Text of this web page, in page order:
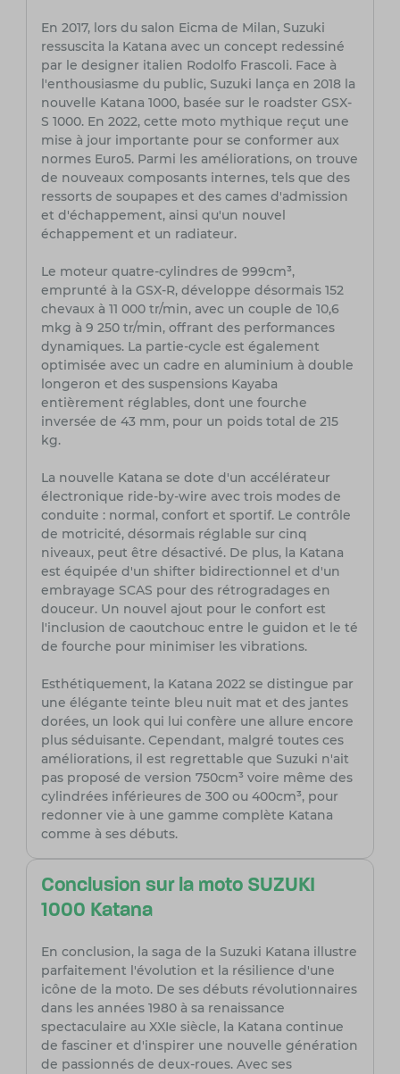
En 2017, lors du salon Eicma de Milan, Suzuki
ressuscita la Katana avec un concept redessiné
par le designer italien Rodolfo Frascoli. Face à
l'enthousiasme du public, Suzuki lança en 2018 la
nouvelle Katana 1000, basée sur le roadster GSX-
S 1000. En 2022, cette moto mythique reçut une
mise à jour importante pour se conformer aux
normes Euro5. Parmi les améliorations, on trouve
de nouveaux composants internes, tels que des
ressorts de soupapes et des cames d'admission
et d'échappement, ainsi qu'un nouvel
échappement et un radiateur.
Le moteur quatre-cylindres de 999cm³,
emprunté à la GSX-R, développe désormais 152
chevaux à 11 000 tr/min, avec un couple de 10,6
mkg à 9 250 tr/min, offrant des performances
dynamiques. La partie-cycle est également
optimisée avec un cadre en aluminium à double
longeron et des suspensions Kayaba
entièrement réglables, dont une fourche
inversée de 43 mm, pour un poids total de 215
kg.
La nouvelle Katana se dote d'un accélérateur
électronique ride-by-wire avec trois modes de
conduite : normal, confort et sportif. Le contrôle
de motricité, désormais réglable sur cinq
niveaux, peut être désactivé. De plus, la Katana
est équipée d'un shifter bidirectionnel et d'un
embrayage SCAS pour des rétrogradages en
douceur. Un nouvel ajout pour le confort est
l'inclusion de caoutchouc entre le guidon et le té
de fourche pour minimiser les vibrations.
Esthétiquement, la Katana 2022 se distingue par
une élégante teinte bleu nuit mat et des jantes
dorées, un look qui lui confère une allure encore
plus séduisante. Cependant, malgré toutes ces
améliorations, il est regrettable que Suzuki n'ait
pas proposé de version 750cm³ voire même des
cylindrées inférieures de 300 ou 400cm³, pour
redonner vie à une gamme complète Katana
comme à ses débuts.
Conclusion sur la moto SUZUKI
1000 Katana
En conclusion, la saga de la Suzuki Katana illustre
parfaitement l'évolution et la résilience d'une
icône de la moto. De ses débuts révolutionnaires
dans les années 1980 à sa renaissance
spectaculaire au XXIe siècle, la Katana continue
de fasciner et d'inspirer une nouvelle génération
de passionnés de deux-roues. Avec ses